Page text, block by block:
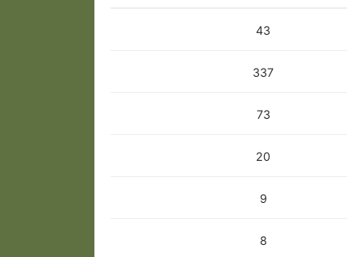
43
337
73
20
9
8